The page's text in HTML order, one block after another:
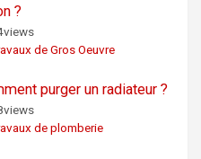
?
views
de Gros Oeuvre
purger un radiateur ?
views
de plomberie